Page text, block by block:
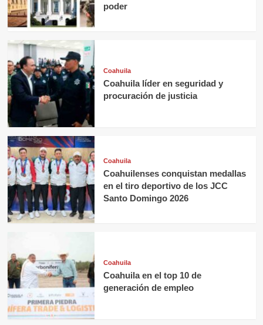
poder
Coahuila
Coahuila líder en seguridad y
procuración de justicia
Coahuila
Coahuilenses conquistan medallas
en el tiro deportivo de los JCC
Santo Domingo 2026
Coahuila
Coahuila en el top 10 de
generación de empleo